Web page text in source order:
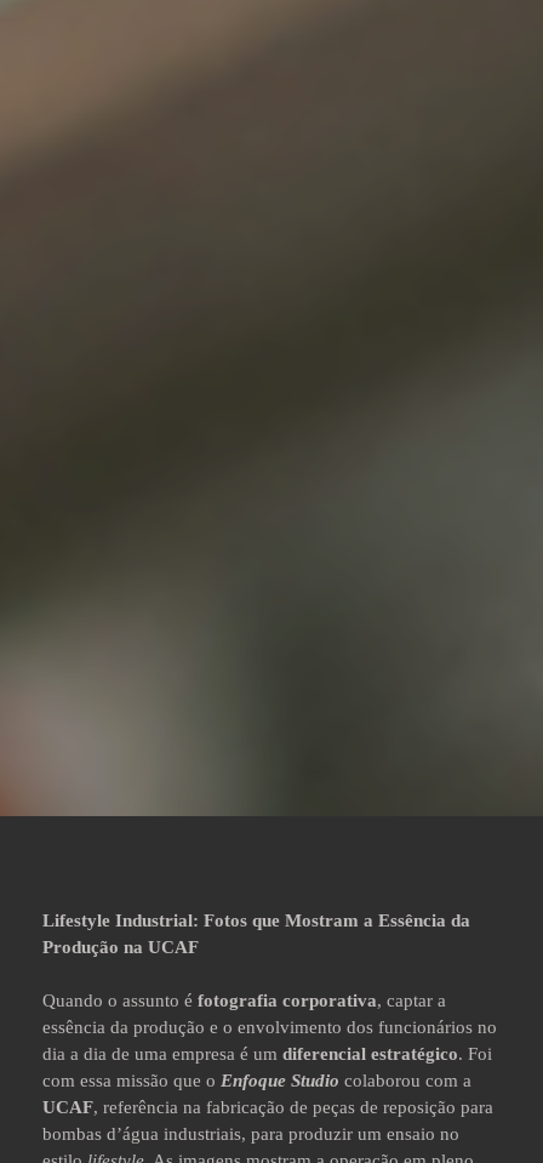
Lifestyle Industrial: Fotos que Mostram a Essência da
Produção na UCAF
Quando o assunto é fotografia corporativa, captar a
essência da produção e o envolvimento dos funcionários no
dia a dia de uma empresa é um diferencial estratégico. Foi
com essa missão que o Enfoque Studio colaborou com a
UCAF, referência na fabricação de peças de reposição para
bombas d’água industriais, para produzir um ensaio no